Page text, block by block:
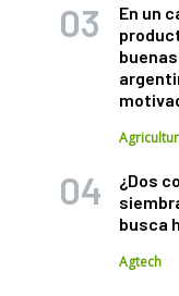
En un
¿Dos
busca
Agtech